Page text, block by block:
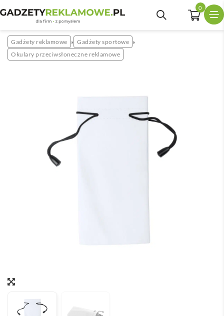
0
Gadżety reklamowe » Gadżety sportowe »
Okulary przeciwsłoneczne reklamowe